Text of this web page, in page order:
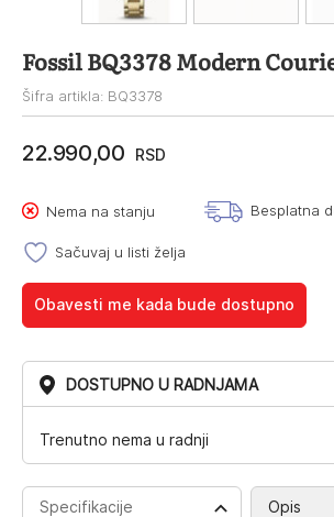
Fossil BQ3378 Modern
Šifra artikla: BQ3378
22.990,00 RSD
Nema na stanju Besplatna
Sačuvaj u listi želja
Obavesti me kada bude dostupno
DOSTUPNO U RADNJAMA
Trenutno nema u radnji
Specifikacije Opis